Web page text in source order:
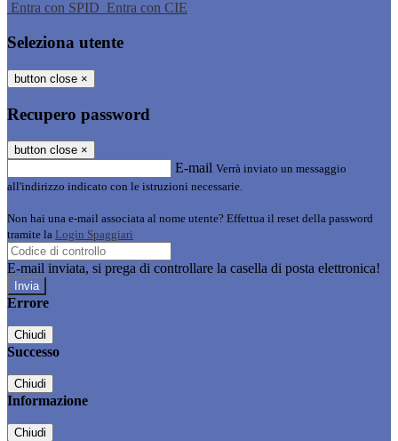
Entra con SPID Entra con CIE
Seleziona utente
button close ×
Recupero password
button close ×
E-mail Verrà inviato un messaggio
all'indirizzo indicato con le istruzioni necessarie.
Non hai una e-mail associata al nome utente? Effettua il reset della password
tramite la Login Spaggiari
E-mail inviata, si prega di controllare la casella di posta elettronica!
Errore
Chiudi
Successo
Chiudi
Informazione
Chiudi